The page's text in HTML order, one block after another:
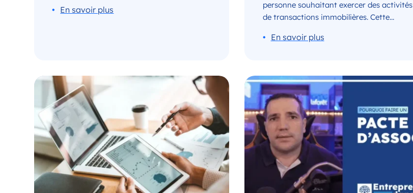
personne souhaitant exercer des activités
de transactions immobilières. Cette...